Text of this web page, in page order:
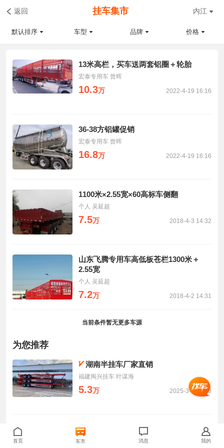
返回 挂车集市 内江
默认排序 车型 品牌 价格
13米高栏，买车送两套铝圈＋轮胎
宏泰专用车 曾晖
10.3万 2022-4-19 16:16
36-38方铝罐促销
宏泰专用车 曾晖
16.8万 2022-4-19 16:16
1100米×2.55宽×60高标车侧翻
个人 吴延超
7.5万 2018-4-3 14:32
山东飞腾专用车高低板苍栏1300米＋
2.55宽
个人 吴延超
7.2万 2018-4-2 14:31
当前条件暂无更多车源
为您推荐
湖南半挂车厂家直销
福建闽兴挂车 叶谋海
5.3万 2025-3-2 08:43
福建闽兴半挂车
福建闽兴挂车 叶谋海
首页 车市 消息 我的